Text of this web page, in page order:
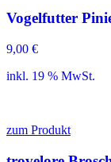
Vogelfutter
9,00 €
inkl. 19 % MwSt.
zum Produkt